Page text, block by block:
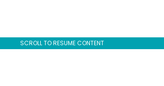
SCROLL TO RESUME CONTENT